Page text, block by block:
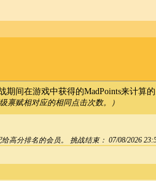
期间在游戏中获得的MadPoints来计算的
禀赋相对应的相同点击次数。）
给高分排名的会员。 挑战结束：07/08/2026